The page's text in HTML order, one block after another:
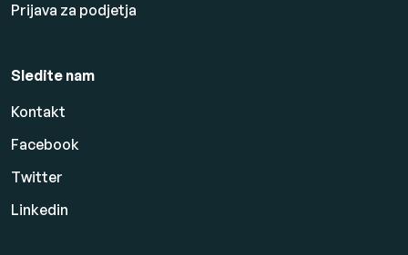
Prijava za podjetja
Sledite nam
Kontakt
Facebook
Twitter
Linkedin